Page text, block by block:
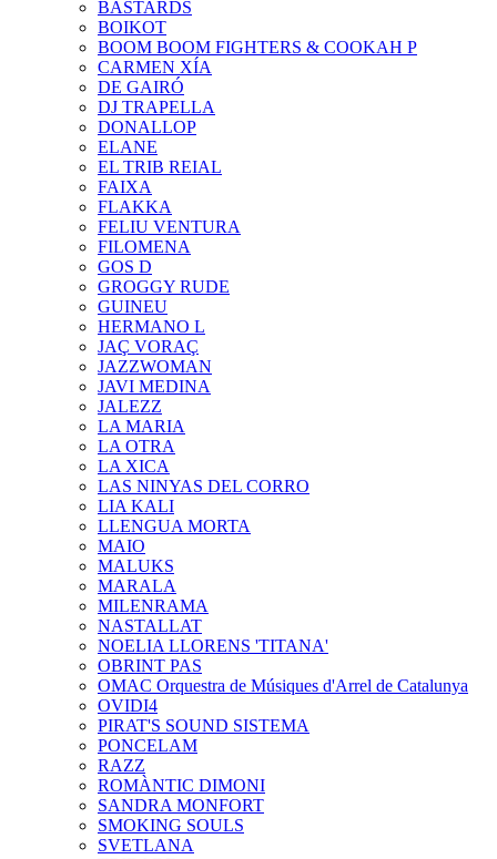
BASTARDS
BOIKOT
BOOM BOOM FIGHTERS & COOKAH P
CARMEN XÍA
DE GAIRÓ
DJ TRAPELLA
DONALLOP
ELANE
EL TRIB REIAL
FAIXA
FLAKKA
FELIU VENTURA
FILOMENA
GOS D
GROGGY RUDE
GUINEU
HERMANO L
JAÇ VORAÇ
JAZZWOMAN
JAVI MEDINA
JALEZZ
LA MARIA
LA OTRA
LA XICA
LAS NINYAS DEL CORRO
LIA KALI
LLENGUA MORTA
MAIO
MALUKS
MARALA
MILENRAMA
NASTALLAT
NOELIA LLORENS 'TITANA'
OBRINT PAS
OMAC Orquestra de Músiques d'Arrel de Catalunya
OVIDI4
PIRAT'S SOUND SISTEMA
PONCELAM
RAZZ
ROMÀNTIC DIMONI
SANDRA MONFORT
SMOKING SOULS
SVETLANA